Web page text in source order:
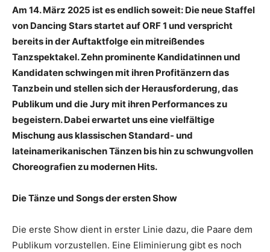
Am 14. März 2025 ist es endlich soweit: Die neue Staffel
von Dancing Stars startet auf ORF 1 und verspricht
bereits in der Auftaktfolge ein mitreißendes
Tanzspektakel. Zehn prominente Kandidatinnen und
Kandidaten schwingen mit ihren Profitänzern das
Tanzbein und stellen sich der Herausforderung, das
Publikum und die Jury mit ihren Performances zu
begeistern. Dabei erwartet uns eine vielfältige
Mischung aus klassischen Standard- und
lateinamerikanischen Tänzen bis hin zu schwungvollen
Choreografien zu modernen Hits.
Die Tänze und Songs der ersten Show
Die erste Show dient in erster Linie dazu, die Paare dem
Publikum vorzustellen. Eine Eliminierung gibt es noch